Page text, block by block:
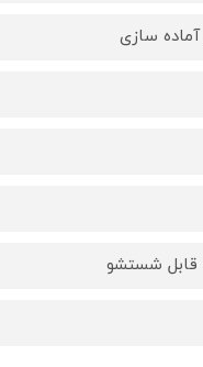
سازی
قابل شستشو